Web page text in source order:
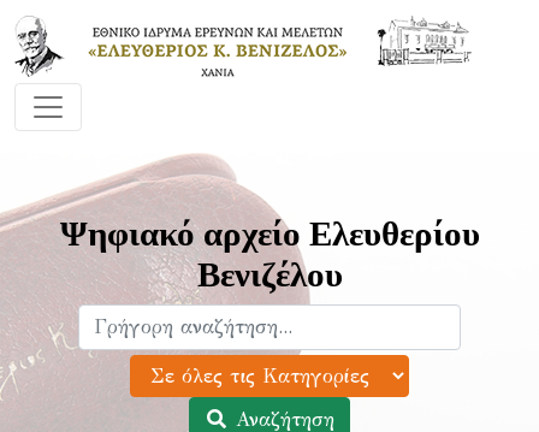
Ψηφιακό αρχείο Ελευθερίου
Βενιζέλου
Αναζήτηση